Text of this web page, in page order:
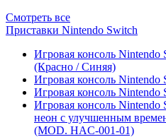
Смотреть все
Приставки Nintendo Switch
Игровая консоль
(Красно / Синяя)
Игровая консоль
Игровая консоль
Игровая консоль
неон с улучшенным
(MOD. HAC-001-01)